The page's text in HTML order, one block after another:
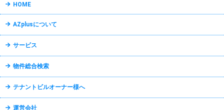
HOME
AZplusについて
サービス
物件総合検索
テナントビルオーナー様へ
運営会社